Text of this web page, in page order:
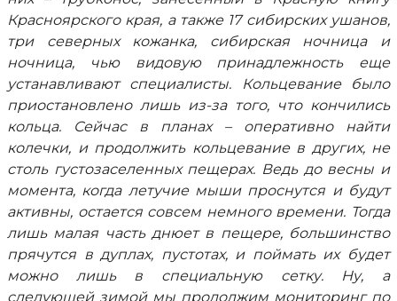
Красноярского края, а также 17 сибирских ушанов,
три северных кожанка, сибирская ночница и
ночница, чью видовую принадлежность еще
устанавливают специалисты. Кольцевание было
приостановлено лишь из-за того, что кончились
кольца. Сейчас в планах – оперативно найти
колечки, и продолжить кольцевание в других, не
столь густозаселенных пещерах. Ведь до весны и
момента, когда летучие мыши проснутся и будут
активны, остается совсем немного времени. Тогда
лишь малая часть днюет в пещере, большинство
прячутся в дуплах, пустотах, и поймать их будет
можно лишь в специальную сетку. Ну, а
следующей зимой мы продолжим мониторинг по